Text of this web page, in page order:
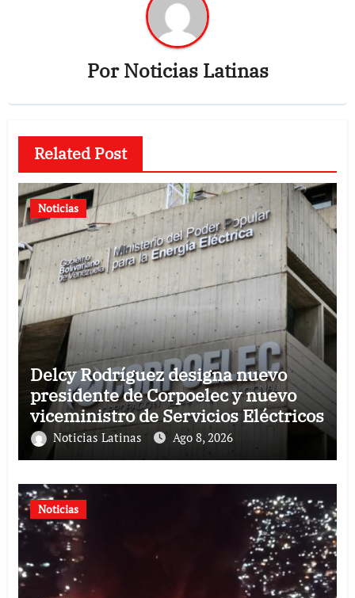
PorNoticias Latinas
Related Post
Noticias
Delcy Rodríguez designa nuevo
presidente de Corpoelec y nuevo
viceministro de Servicios Eléctricos
Noticias Latinas Ago 8, 2026
Noticias